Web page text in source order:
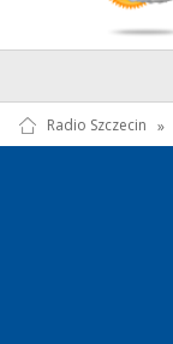
Radio Szczecin »